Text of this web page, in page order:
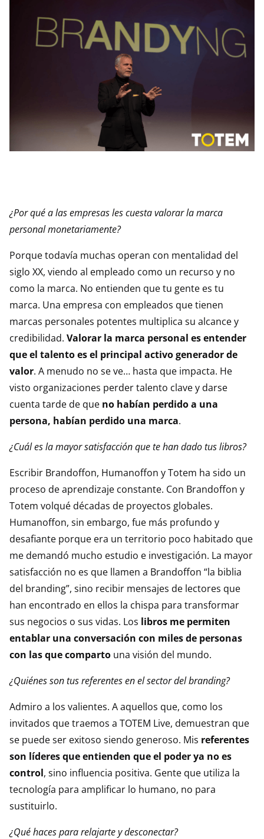
¿Por qué a las empresas les cuesta valorar la marca
personal monetariamente?
Porque todavía muchas operan con mentalidad del
siglo XX, viendo al empleado como un recurso y no
como la marca. No entienden que tu gente es tu
marca. Una empresa con empleados que tienen
marcas personales potentes multiplica su alcance y
credibilidad. Valorar la marca personal es entender
que el talento es el principal activo generador de
valor. A menudo no se ve… hasta que impacta. He
visto organizaciones perder talento clave y darse
cuenta tarde de que no habían perdido a una
persona, habían perdido una marca.
¿Cuál es la mayor satisfacción que te han dado tus libros?
Escribir Brandoffon, Humanoffon y Totem ha sido un
proceso de aprendizaje constante. Con Brandoffon y
Totem volqué décadas de proyectos globales.
Humanoffon, sin embargo, fue más profundo y
desafiante porque era un territorio poco habitado que
me demandó mucho estudio e investigación. La mayor
satisfacción no es que llamen a Brandoffon “la biblia
del branding”, sino recibir mensajes de lectores que
han encontrado en ellos la chispa para transformar
sus negocios o sus vidas. Los libros me permiten
entablar una conversación con miles de personas
con las que comparto una visión del mundo.
¿Quiénes son tus referentes en el sector del branding?
Admiro a los valientes. A aquellos que, como los
invitados que traemos a TOTEM Live, demuestran que
se puede ser exitoso siendo generoso. Mis referentes
son líderes que entienden que el poder ya no es
control, sino influencia positiva. Gente que utiliza la
tecnología para amplificar lo humano, no para
sustituirlo.
¿Qué haces para relajarte y desconectar?